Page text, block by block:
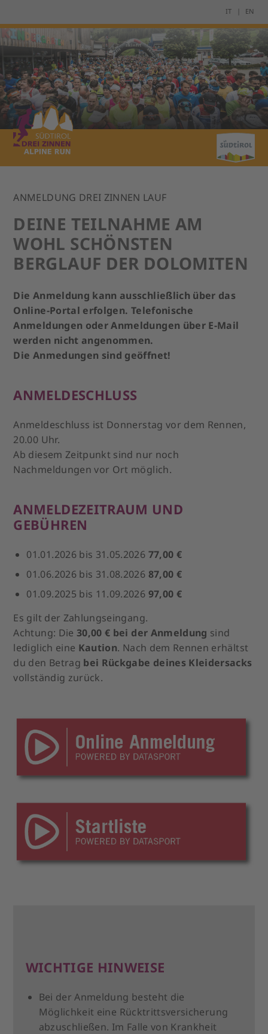
IT EN
ANMELDUNG DREI ZINNEN LAUF
DEINE TEILNAHME AM
WOHL SCHÖNSTEN
BERGLAUF DER DOLOMITEN
Die Anmeldung kann ausschließlich über das
Online-Portal erfolgen. Telefonische
Anmeldungen oder Anmeldungen über E-Mail
werden nicht angenommen.
Die Anmedungen sind geöffnet!
ANMELDESCHLUSS
Anmeldeschluss ist Donnerstag vor dem Rennen,
20.00 Uhr.
Ab diesem Zeitpunkt sind nur noch
Nachmeldungen vor Ort möglich.
ANMELDEZEITRAUM UND
GEBÜHREN
01.01.2026 bis 31.05.2026 77,00 €
01.06.2026 bis 31.08.2026 87,00 €
01.09.2025 bis 11.09.2026 97,00 €
Es gilt der Zahlungseingang.
Achtung: Die 30,00 € bei der Anmeldung sind
lediglich eine Kaution. Nach dem Rennen erhältst
du den Betrag bei Rückgabe deines Kleidersacks
vollständig zurück.
WICHTIGE HINWEISE
Bei der Anmeldung besteht die
Möglichkeit eine Rücktrittsversicherung
abzuschließen. Im Falle von Krankheit